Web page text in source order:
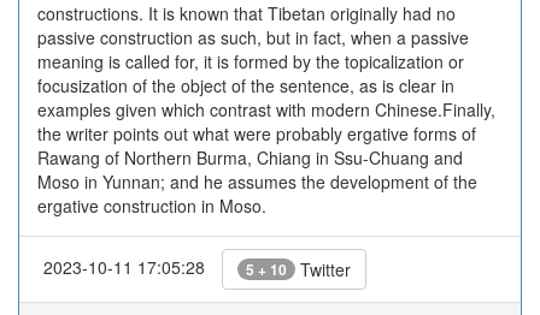
constructions. It is known that Tibetan originally had no
passive construction as such, but in fact, when a passive
meaning is called for, it is formed by the topicalization or
focusization of the object of the sentence, as is clear in
examples given which contrast with modern Chinese.Finally,
the writer points out what were probably ergative forms of
Rawang of Northern Burma, Chiang in Ssu-Chuang and
Moso in Yunnan; and he assumes the development of the
ergative construction in Moso.
2023-10-11 17:05:28 5 + 10 Twitter